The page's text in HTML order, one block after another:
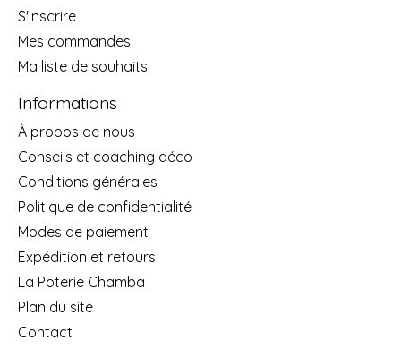
S'inscrire
Mes commandes
Ma liste de souhaits
Informations
À propos de nous
Conseils et coaching déco
Conditions générales
Politique de confidentialité
Modes de paiement
Expédition et retours
La Poterie Chamba
Plan du site
Contact